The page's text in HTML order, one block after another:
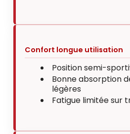
Confort longue utilisation
Position semi-
Bonne absorption
légères
Fatigue limitée sur